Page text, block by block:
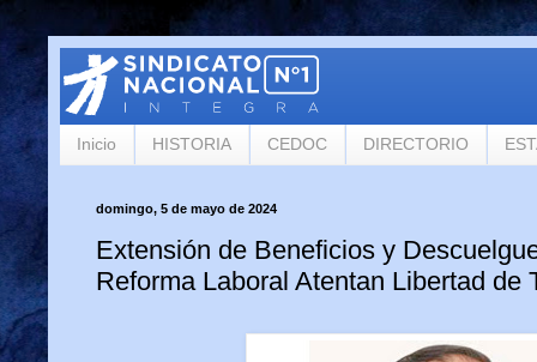
Inicio HISTORIA CEDOC DIRECTORIO
domingo, 5 de mayo de 2024
Extensión de Beneficios y
Reforma Laboral Atentan Libertad de